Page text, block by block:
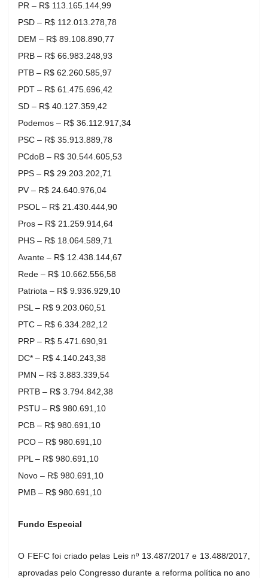
PR – R$ 113.165.144,99
PSD – R$ 112.013.278,78
DEM – R$ 89.108.890,77
PRB – R$ 66.983.248,93
PTB – R$ 62.260.585,97
PDT – R$ 61.475.696,42
SD – R$ 40.127.359,42
Podemos – R$ 36.112.917,34
PSC – R$ 35.913.889,78
PCdoB – R$ 30.544.605,53
PPS – R$ 29.203.202,71
PV – R$ 24.640.976,04
PSOL – R$ 21.430.444,90
Pros – R$ 21.259.914,64
PHS – R$ 18.064.589,71
Avante – R$ 12.438.144,67
Rede – R$ 10.662.556,58
Patriota – R$ 9.936.929,10
PSL – R$ 9.203.060,51
PTC – R$ 6.334.282,12
PRP – R$ 5.471.690,91
DC* – R$ 4.140.243,38
PMN – R$ 3.883.339,54
PRTB – R$ 3.794.842,38
PSTU – R$ 980.691,10
PCB – R$ 980.691,10
PCO – R$ 980.691,10
PPL – R$ 980.691,10
Novo – R$ 980.691,10
PMB – R$ 980.691,10
Fundo Especial
O FEFC foi criado pelas Leis nº 13.487/2017 e 13.488/2017,
aprovadas pelo Congresso durante a reforma política no ano